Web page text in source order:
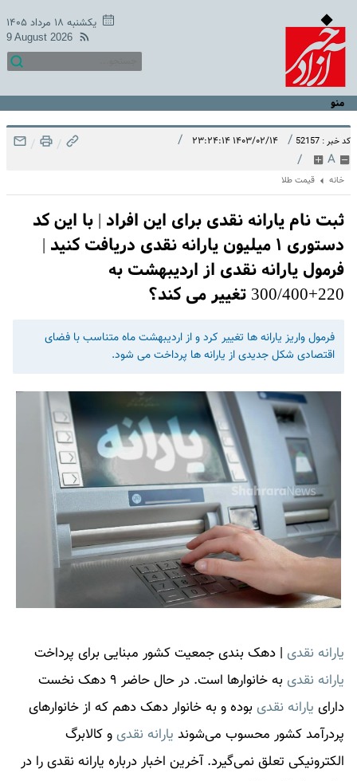
یکشنبه ۱۸ مرداد ۱۴۰۵
9 August 2026
منو
کد خبر : 52157 / ۱۴۰۳/۰۲/۱۴ ۲۳:۲۴:۱۴ /
A
/
/
/
خانه قیمت طلا
ثبت نام یارانه نقدی برای این افراد | با این کد
دستوری ۱ میلیون یارانه نقدی دریافت کنید |
فرمول یارانه نقدی از اردیبهشت به
220+300/400 تغییر می کند؟
فرمول واریز یارانه ها تغییر کرد و از اردیبهشت ماه متناسب با فضای
اقتصادی شکل جدیدی از یارانه ها پرداخت می شود.
یارانه نقدی | دهک بندی جمعیت کشور مبنایی برای پرداخت
یارانه نقدی
به خانوارها است. در حال حاضر ۹ دهک نخست
دارای یارانه نقدی بوده و به خانوار دهک دهم که از خانوارهای
پردرآمد کشور محسوب می‌شوند یارانه نقدیو کالابرگ
الکترونیکی تعلق نمی‌گیرد. آخرین اخبار درباره یارانه نقدیرا در